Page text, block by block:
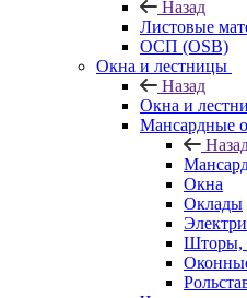
Назад
Листовые
ОСП (OSB)
Окна и лестницы
Назад
Окна и
Мансардные
Окна
Оклады
Шторы,